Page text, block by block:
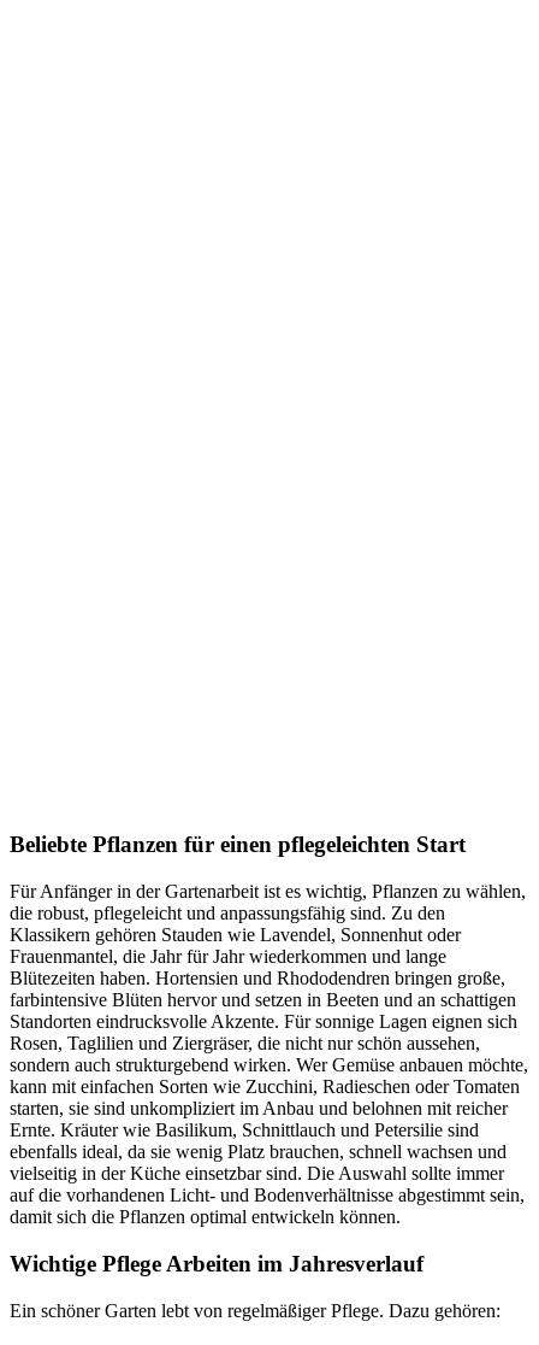
Beliebte Pflanzen für einen pflegeleichten Start
Für Anfänger in der Gartenarbeit ist es wichtig, Pflanzen zu wählen,
die robust, pflegeleicht und anpassungsfähig sind. Zu den
Klassikern gehören Stauden wie Lavendel, Sonnenhut oder
Frauenmantel, die Jahr für Jahr wiederkommen und lange
Blütezeiten haben. Hortensien und Rhododendren bringen große,
farbintensive Blüten hervor und setzen in Beeten und an schattigen
Standorten eindrucksvolle Akzente. Für sonnige Lagen eignen sich
Rosen, Taglilien und Ziergräser, die nicht nur schön aussehen,
sondern auch strukturgebend wirken. Wer Gemüse anbauen möchte,
kann mit einfachen Sorten wie Zucchini, Radieschen oder Tomaten
starten, sie sind unkompliziert im Anbau und belohnen mit reicher
Ernte. Kräuter wie Basilikum, Schnittlauch und Petersilie sind
ebenfalls ideal, da sie wenig Platz brauchen, schnell wachsen und
vielseitig in der Küche einsetzbar sind. Die Auswahl sollte immer
auf die vorhandenen Licht- und Bodenverhältnisse abgestimmt sein,
damit sich die Pflanzen optimal entwickeln können.
Wichtige Pflege Arbeiten im Jahresverlauf
Ein schöner Garten lebt von regelmäßiger Pflege. Dazu gehören: